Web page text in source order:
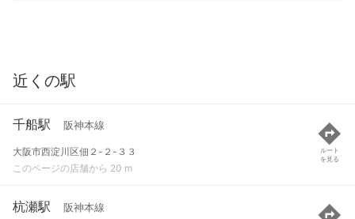
近くの駅
千船駅 阪神本線
大阪市西淀川区佃２-２-３３
このページの店舗から 20 m
ルート
を見る
杭瀬駅 阪神本線